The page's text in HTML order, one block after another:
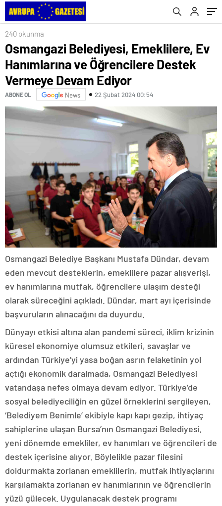
Devam Ediyor
240 okunma
Osmangazi Belediyesi, Emeklilere, Ev
Hanımlarına ve Öğrencilere Destek
Vermeye Devam Ediyor
ABONE OL News 22 Şubat 2024 00:54
Osmangazi Belediye Başkanı Mustafa Dündar, devam
eden mevcut desteklerin, emeklilere pazar alışverişi,
ev hanımlarına mutfak, öğrencilere ulaşım desteği
olarak süreceğini açıkladı. Dündar, mart ayı içerisinde
başvuruların alınacağını da duyurdu.
Dünyayı etkisi altına alan pandemi süreci, iklim krizinin
küresel ekonomiye olumsuz etkileri, savaşlar ve
ardından Türkiye’yi yasa boğan asrın felaketinin yol
açtığı ekonomik daralmada, Osmangazi Belediyesi
vatandaşa nefes olmaya devam ediyor. Türkiye’de
sosyal belediyeciliğin en güzel örneklerini sergileyen,
‘Belediyem Benimle’ ekibiyle kapı kapı gezip, ihtiyaç
sahiplerine ulaşan Bursa’nın Osmangazi Belediyesi,
yeni dönemde emekliler, ev hanımları ve öğrencileri de
destek içerisine alıyor. Böylelikle pazar filesini
doldurmakta zorlanan emeklilerin, mutfak ihtiyaçlarını
karşılamakta zorlanan ev hanımlarının ve öğrencilerin
yüzü gülecek. Uygulanacak destek programı